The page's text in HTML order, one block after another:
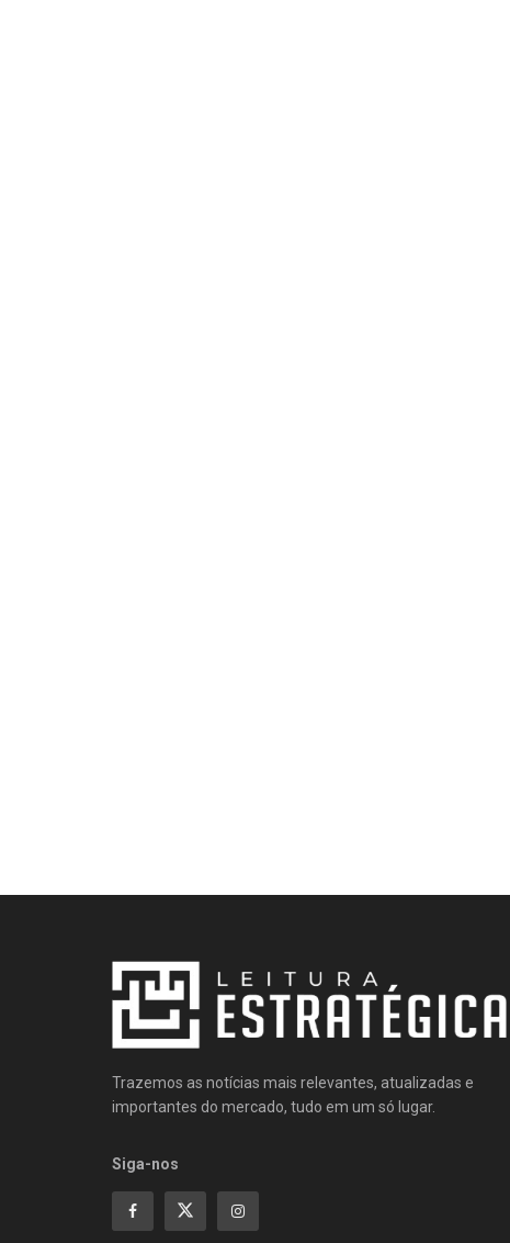
Trazemos as notícias mais relevantes, atualizadas e
importantes do mercado, tudo em um só lugar.
Siga-nos